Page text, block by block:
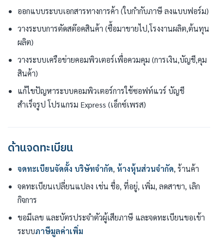
ออกแบบระบบเอกสารทางการค้า (ใบกำกับภาษี ลงแบบฟอร์ม)
วางระบบการตัดสต๊อคสินค้า (ซื้อมาขายไป,โรงงานผลิต,ต้นทุน
ผลิต)
วางระบบเครือข่ายคอมพิวเตอร์เพื่อควมคุม (การเงิน,บัญชี,คุม
สินค้า)
แก้ไขปัญหาระบบคอมพิวเตอร์การใช้ซอฟท์แวร์ บัญชี
สำเร็จรูป โปรแกรม Express (เอ็กซ์เพรส)
ด้านจดทะเบียน
จดทะเบียนจัดตั้ง บริษัทจำกัด, ห้างหุ้นส่วนจำกัด, ร้านค้า
จดทะเบียนเปลี่ยนแปลง เช่น ชื่อ, ที่อยู่, เพิ่ม, ลดสาขา, เลิก
กิจการ
ขอมีเลข และบัตรประจำตัวผู้เสียภาษี และจดทะเบียนขอเข้า
ระบบภาษีมูลค่าเพิ่ม